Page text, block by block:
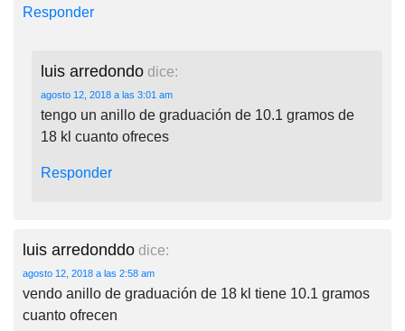
Responder
luis arredondo dice:
agosto 12, 2018 a las 3:01 am
tengo un anillo de graduación de 10.1 gramos de
18 kl cuanto ofreces
Responder
luis arredonddo dice:
agosto 12, 2018 a las 2:58 am
vendo anillo de graduación de 18 kl tiene 10.1 gramos
cuanto ofrecen